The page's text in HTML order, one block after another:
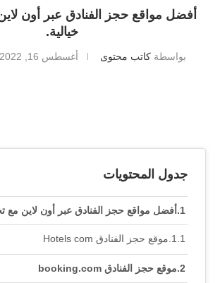
أفضل مواقع حجز الفنادق عبر أون
خيالية.
بواسطة كاتب محتوى أغسطس 16, 2022
جدول المحتويات
أفضل مواقع حجز الفنادق عبر أون لاين مع
موقع حجز الفنادق Hotels com
موقع حجز الفنادق booking.com